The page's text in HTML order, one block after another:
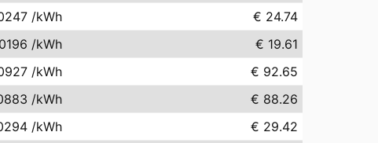
/kWh
€ 24.74
/kWh
€ 19.61
/kWh
€ 92.65
/kWh
€ 88.26
/kWh
€ 29.42